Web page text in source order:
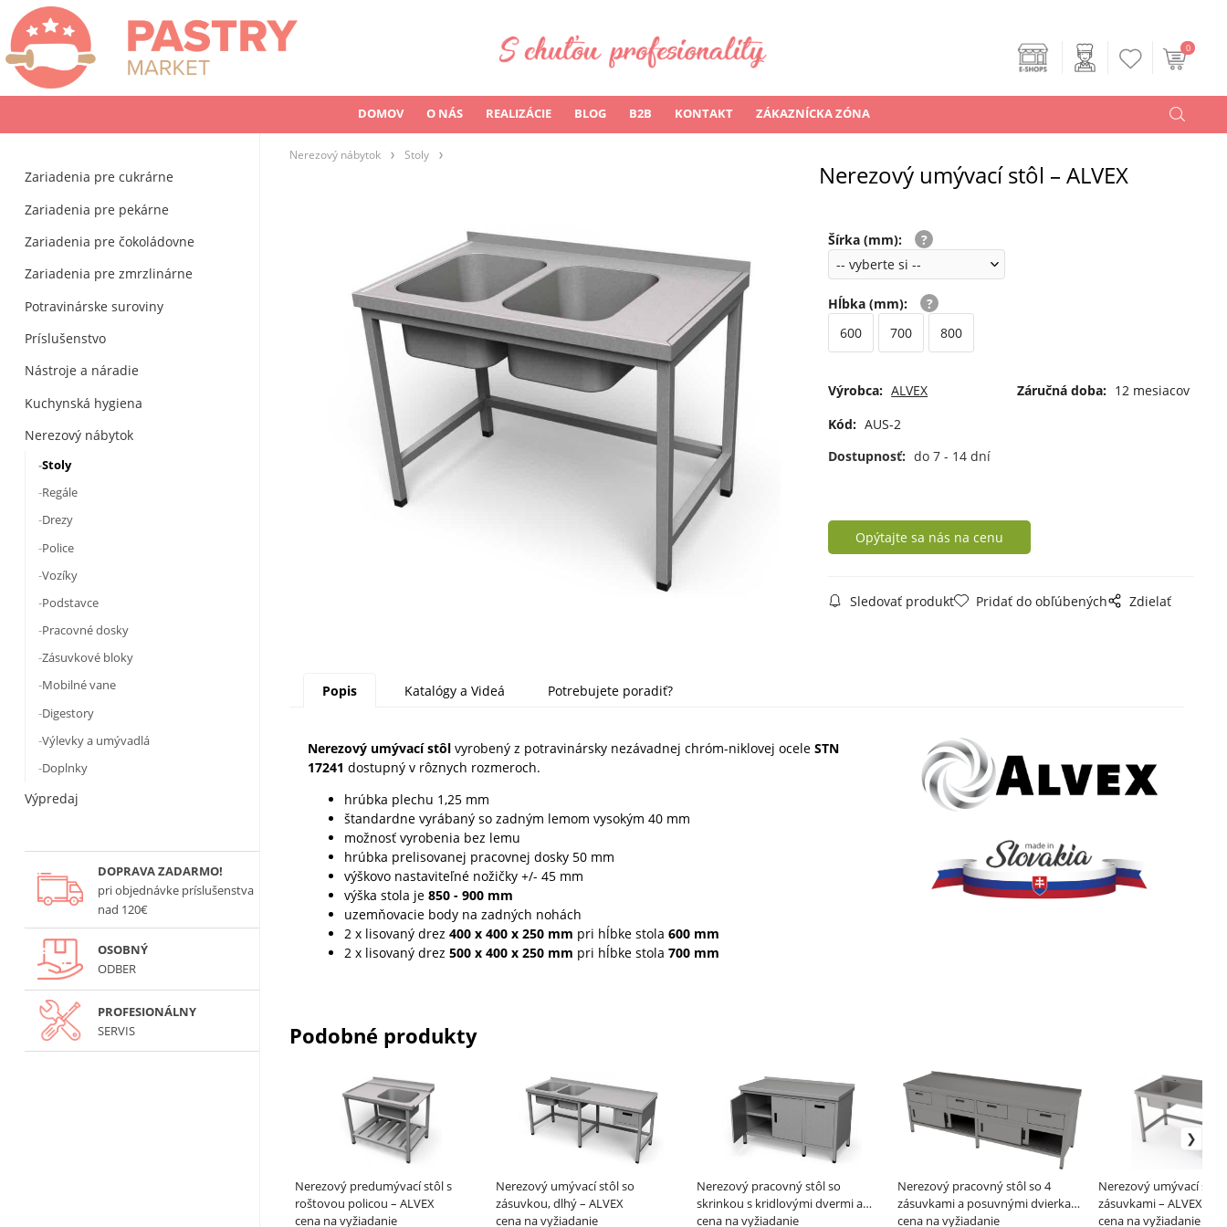
DOMOV O NÁS REALIZÁCIE BLOG B2B KONTAKT ZÁKAZNÍCKA ZÓNA
0
Zariadenia pre cukrárne
Zariadenia pre pekárne
Zariadenia pre čokoládovne
Zariadenia pre zmrzlinárne
Potravinárske suroviny
Príslušenstvo
Nástroje a náradie
Kuchynská hygiena
Nerezový nábytok
Stoly
Regále
Drezy
Police
Vozíky
Podstavce
Pracovné dosky
Zásuvkové bloky
Mobilné vane
Digestory
Výlevky a umývadlá
Doplnky
Výpredaj
DOPRAVA ZADARMO!
pri objednávke príslušenstva
nad 120€
OSOBNÝ
ODBER
PROFESIONÁLNY
SERVIS
Nerezový nábytok Stoly
Nerezový umývací stôl – ALVEX
Šírka (mm):
Hĺbka (mm):
600
700 800
Výrobca: ALVEX Záručná doba: 12 mesiacov
Kód: AUS-2
Dostupnosť: do 7 - 14 dní
Opýtajte sa nás na cenu
Sledovať produkt Pridať do obľúbených Zdielať
Popis Katalógy a Videá Potrebujete poradiť?
Nerezový umývací stôl vyrobený z potravinársky nezávadnej chróm-niklovej oceleSTN
17241dostupný v rôznych rozmeroch.
hrúbka plechu 1,25 mm
štandardne vyrábaný so zadným lemom vysokým 40 mm
možnosť vyrobenia bez lemu
hrúbka prelisovanej pracovnej dosky 50 mm
výškovo nastaviteľné nožičky +/- 45 mm
výška stola je850 - 900 mm
uzemňovacie body na zadných nohách
2 x lisovaný drez400 x 400 x 250 mm pri hĺbke stola600 mm
2 x lisovaný drez500 x 400 x 250 mm pri hĺbke stola700 mm
Podobné produkty
Nerezový predumývací stôl s
roštovou policou – ALVEX
cena na vyžiadanie
Nerezový umývací stôl so
zásuvkou, dlhý – ALVEX
cena na vyžiadanie
Nerezový pracovný stôl so
skrinkou s kridlovými dvermi a
výklopným košom – ALVEX
cena na vyžiadanie
Nerezový pracovný stôl so 4
zásuvkami a posuvnými dvierkami
– ALVEX
cena na vyžiadanie
Nerezový umývací stôl
zásuvkami – ALVEX
cena na vyžiadanie